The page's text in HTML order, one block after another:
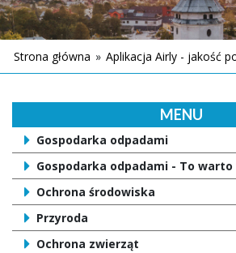
Strona główna » Aplikacja Airly - jakość
MENU
Gospodarka odpadami
Gospodarka odpadami - To warto
Ochrona środowiska
Przyroda
Ochrona zwierząt